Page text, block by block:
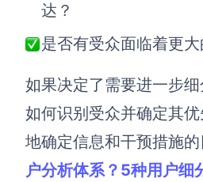
达？
是否有受众面临着更大
如果决定了需要进一步
如何识别受众并确定其
地确定信息和干预措施的
户分析体系？5种用户细